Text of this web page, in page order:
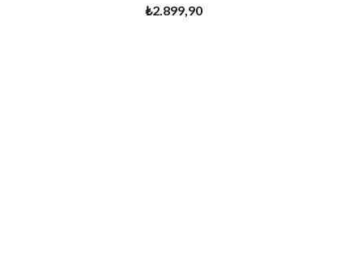
₺2.899,90